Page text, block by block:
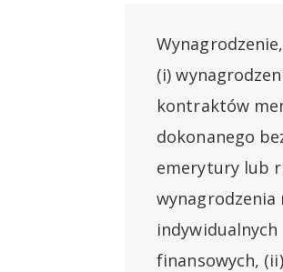
(i)
kontraktów
dokonanego
emerytury lub
wynagrodzenia
finansowych,